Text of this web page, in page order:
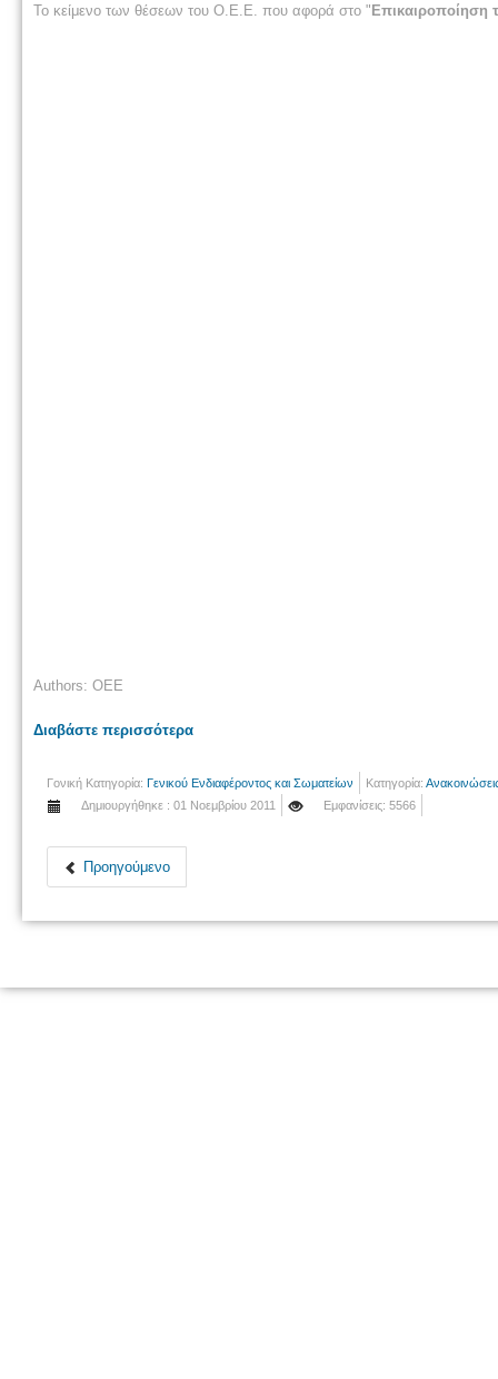
Το κείμενο των θέσεων του Ο.Ε.Ε. που αφορά στο "
Authors: OEE
Διαβάστε περισσότερα
Γονική Κατηγορία: Γενικού Ενδιαφέροντος και Σωματείων Κατηγορία:
Δημιουργήθηκε : 01 Νοεμβρίου 2011
Εμφανίσεις: 5566
Προηγούμενο